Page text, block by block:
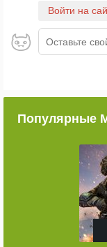
Войти на
Оставьте
Популярные